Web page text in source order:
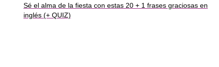
Sé el alma de la fiesta con estas 20 + 1 frases graciosas en
inglés (+ QUIZ)